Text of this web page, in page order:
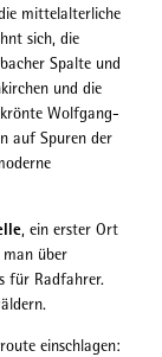
mittelalterliche
sich, die
Spalte und
und die
Wolfgang-
auf Spuren der
, ein erster Ort
man über
für Radfahrer.
einschlagen: